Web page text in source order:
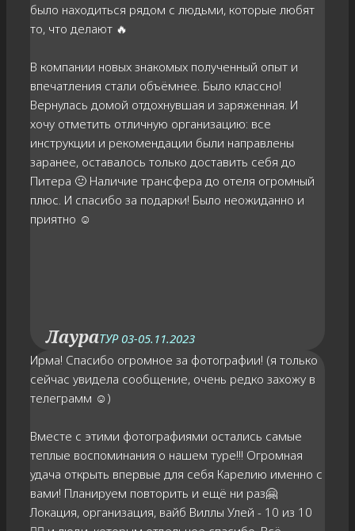
было находиться рядом с людьми, которые любят
то, что делают 🔥
В компании новых знакомых полученный опыт и
впечатления стали объёмнее. Было классно!
Вернулась домой отдохнувшая и заряженная. И
хочу отметить отличную организацию: все
инструкции и рекомендации были направлены
заранее, оставалось только доставить себя до
Питера 🙂 Наличие трансфера до отеля огромный
плюс. И спасибо за подарки! Было неожиданно и
приятно ☺️
ЛаураТУР 03-05.11.2023
Ирма! Спасибо огромное за фотографии! (я только
сейчас увидела сообщение, очень редко захожу в
телеграмм ☺️)
Вместе с этими фотографиями остались самые
теплые воспоминания о нашем туре!!! Огромная
удача открыть впервые для себя Карелию именно с
вами! Планируем повторить и ещё ни раз🤗
Локация, организация, вайб Виллы Улей - 10 из 10